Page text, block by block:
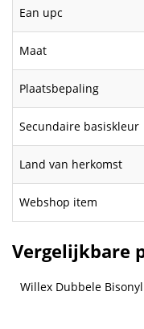
Ean upc
Maat
Plaatsbepaling
Secundaire basiskleur
Land van herkomst
Webshop item
Vergelijkbare
Willex Dubbele Bisonyl